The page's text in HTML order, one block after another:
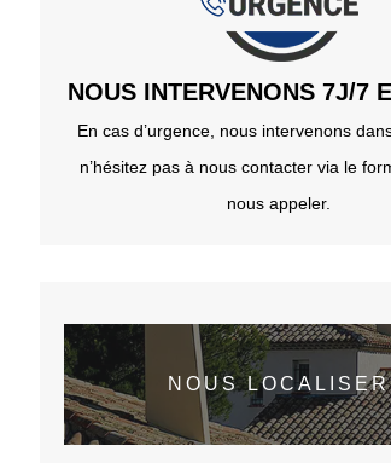
NOUS INTERVENONS 7J/7
En cas d’urgence, nous intervenons
n’hésitez pas à nous contacter via le
nous appeler.
NOUS LOCALISER